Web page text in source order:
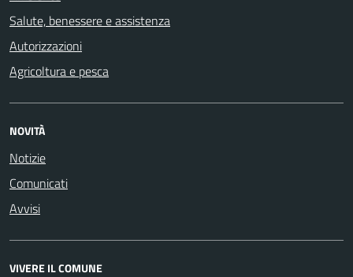
Salute, benessere e assistenza
Autorizzazioni
Agricoltura e pesca
NOVITÀ
Notizie
Comunicati
Avvisi
VIVERE IL COMUNE